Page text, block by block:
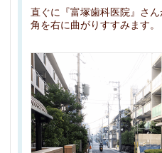
直ぐに『富塚歯科医院』さん
角を右に曲がりすすみます。